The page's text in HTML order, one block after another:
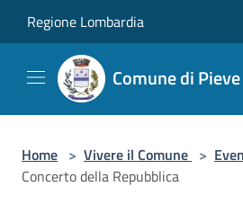
Regione Lombardia
Comune di
Home > Vivere il Comune >
Concerto della Repubblica